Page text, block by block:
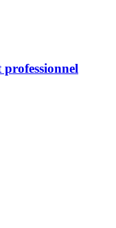
professionnel